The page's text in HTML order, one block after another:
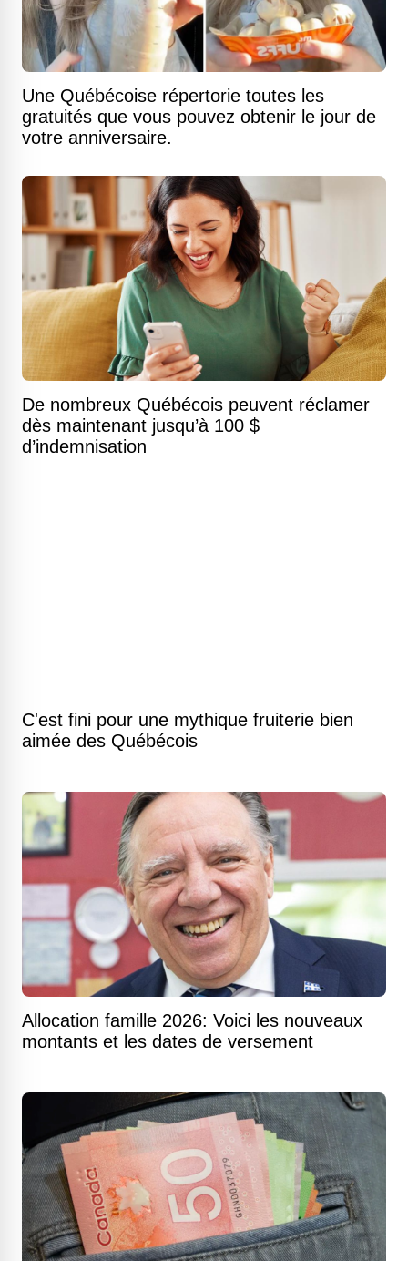
Une Québécoise répertorie toutes les
gratuités que vous pouvez obtenir le jour de
votre anniversaire.
De nombreux Québécois peuvent réclamer
dès maintenant jusqu’à 100 $
d’indemnisation
C'est fini pour une mythique fruiterie bien
aimée des Québécois
Allocation famille 2026: Voici les nouveaux
montants et les dates de versement